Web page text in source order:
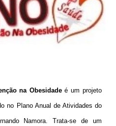
na Obesidadeé um projeto
no Plano Anual de Atividades do
Namora. Trata-se de um